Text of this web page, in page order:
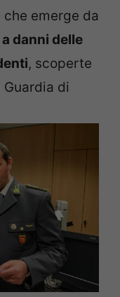
emerge da
danni delle
, scoperte
di